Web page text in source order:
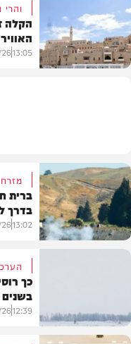
פוליטי
הקלה
13:05
ברית
בדרך
13:02
כך
12:39